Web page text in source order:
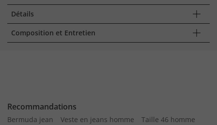
Détails
Composition et Entretien
Recommandations
Bermuda jean Veste en jeans homme
Taille 46 homme